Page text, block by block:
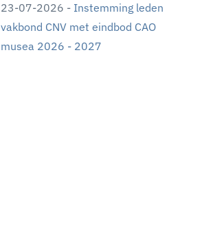
23-07-2026 - Instemming leden
vakbond CNV met eindbod CAO
musea 2026 - 2027